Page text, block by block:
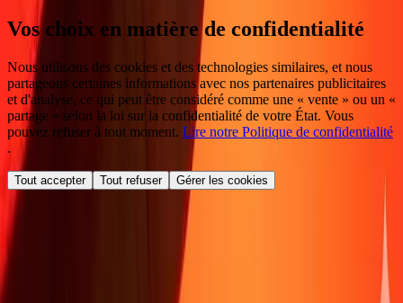
Vos choix en matière de confidentialité
Nous utilisons des cookies et des technologies similaires, et nous
partageons certaines informations avec nos partenaires publicitaires
et d'analyse, ce qui peut être considéré comme une « vente » ou un «
partage » selon la loi sur la confidentialité de votre État. Vous
pouvez refuser à tout moment. Lire notre Politique de confidentialité
.
Tout accepter Tout refuser Gérer les cookies